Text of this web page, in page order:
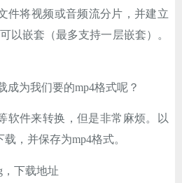
件将视频或音频流分片，并建立
以嵌套（最多支持一层嵌套）。
成为我们要的mp4格式呢？
软件来转换，但是非常麻烦。以
，并保存为mp4格式。
，下载地址